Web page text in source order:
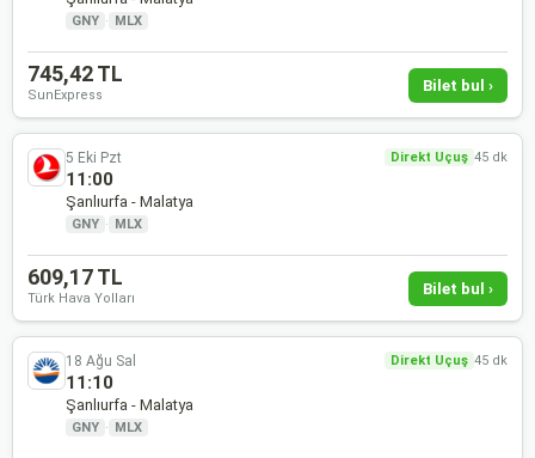
GNY · MLX
745,42 TL
SunExpress
Bilet bul ›
5 Eki Pzt Direkt Uçuş 45 dk
11:00
Şanlıurfa - Malatya
GNY · MLX
609,17 TL
Türk Hava Yolları
Bilet bul ›
18 Ağu Sal Direkt Uçuş 45 dk
11:10
Şanlıurfa - Malatya
GNY · MLX